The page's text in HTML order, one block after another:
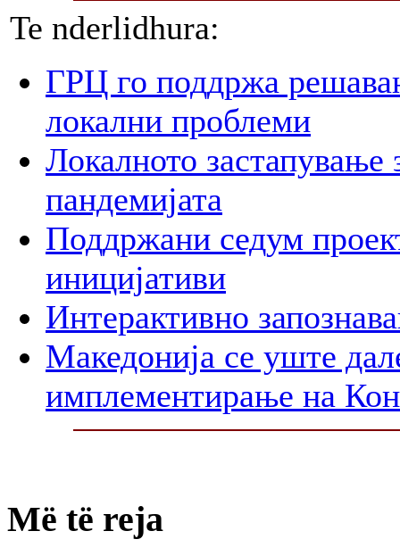
Te nderlidhura:
ГРЦ го поддржа
локални проблеми
Локалното застапување
пандемијата
Поддржани седум
иницијативи
Интерактивно
Македонија се уште
имплементирање на
Më të reja